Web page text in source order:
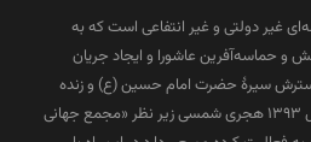
غیر دولتی و غیر انتفاعی است که به
حماسه‌آفرین عاشورا و ایجاد جریان
سیرۀ حضرت امام حسین (ع) و زنده
نگه داشتن فرهنگ عاشورا از سال ۱۳۹۳ هجری شمسی زیر نظر «مجمع جهانی